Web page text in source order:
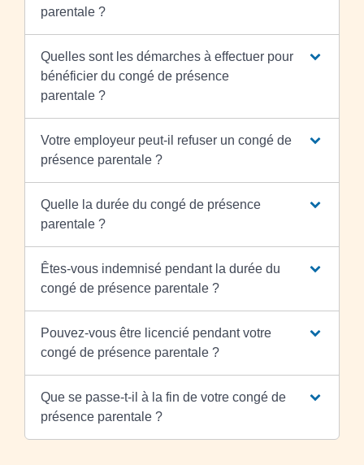
parentale ?
Quelles sont les démarches à effectuer pour
bénéficier du congé de présence
parentale ?
Votre employeur peut-il refuser un congé de
présence parentale ?
Quelle la durée du congé de présence
parentale ?
Êtes-vous indemnisé pendant la durée du
congé de présence parentale ?
Pouvez-vous être licencié pendant votre
congé de présence parentale ?
Que se passe-t-il à la fin de votre congé de
présence parentale ?